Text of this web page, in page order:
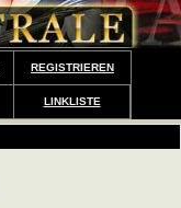
REGISTRIEREN
LINKLISTE